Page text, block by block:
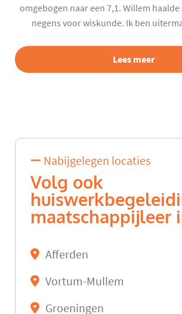
omgebogen naar een 7,1. Willem
negens voor wiskunde. Ik ben
Lees meer
Nabijgelegen locaties
Volg ook
maatschappijleer
Afferden
Vortum-Mullem
Groeningen